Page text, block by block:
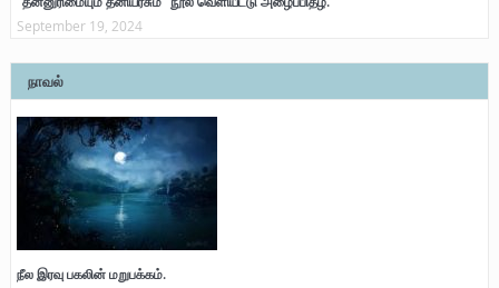
September 19, 2024
நாவல்
நீல இரவு பகலின் மறுபக்கம்.